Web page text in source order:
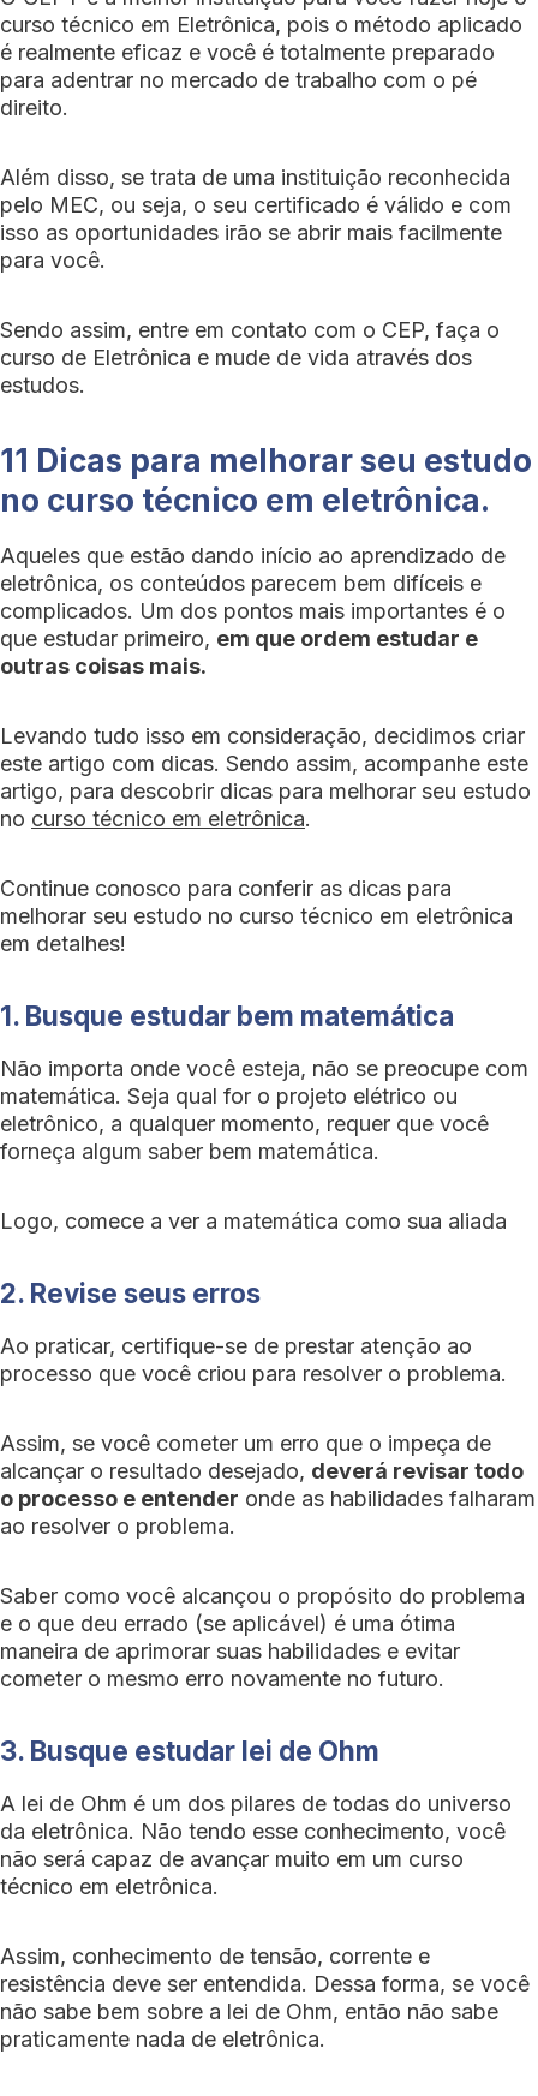
curso técnico em Eletrônica, pois o método aplicado
é realmente eficaz e você é totalmente preparado
para adentrar no mercado de trabalho com o pé
direito.
Além disso, se trata de uma instituição reconhecida
pelo MEC, ou seja, o seu certificado é válido e com
isso as oportunidades irão se abrir mais facilmente
para você.
Sendo assim, entre em contato com o CEP, faça o
curso de Eletrônica e mude de vida através dos
estudos.
11 Dicas para melhorar seu estudo
no curso técnico em eletrônica.
Aqueles que estão dando início ao aprendizado de
eletrônica, os conteúdos parecem bem difíceis e
complicados. Um dos pontos mais importantes é o
que estudar primeiro, em que ordem estudar e
outras coisas mais.
Levando tudo isso em consideração, decidimos criar
este artigo com dicas. Sendo assim, acompanhe este
artigo, para descobrir dicas para melhorar seu estudo
no curso técnico em eletrônica.
Continue conosco para conferir as dicas para
melhorar seu estudo no curso técnico em eletrônica
em detalhes!
1. Busque estudar bem matemática
Não importa onde você esteja, não se preocupe com
matemática. Seja qual for o projeto elétrico ou
eletrônico, a qualquer momento, requer que você
forneça algum saber bem matemática.
Logo, comece a ver a matemática como sua aliada
2. Revise seus erros
Ao praticar, certifique-se de prestar atenção ao
processo que você criou para resolver o problema.
Assim, se você cometer um erro que o impeça de
alcançar o resultado desejado, deverá revisar todo
o processo e entender onde as habilidades falharam
ao resolver o problema.
Saber como você alcançou o propósito do problema
e o que deu errado (se aplicável) é uma ótima
maneira de aprimorar suas habilidades e evitar
cometer o mesmo erro novamente no futuro.
3. Busque estudar lei de Ohm
A lei de Ohm é um dos pilares de todas do universo
da eletrônica. Não tendo esse conhecimento, você
não será capaz de avançar muito em um curso
técnico em eletrônica.
Assim, conhecimento de tensão, corrente e
resistência deve ser entendida. Dessa forma, se você
não sabe bem sobre a lei de Ohm, então não sabe
praticamente nada de eletrônica.